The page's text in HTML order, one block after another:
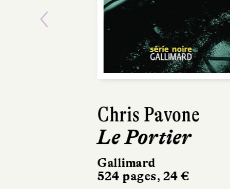
Chris Pavone
Le Portier
Gallimard
524 pages, 24 €
Previous